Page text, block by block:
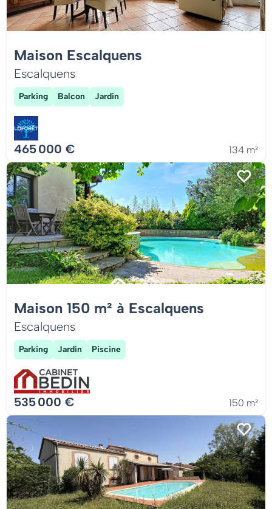
Maison Escalquens
Escalquens
Parking Balcon Jardin
465 000 € 134 m²
Maison 150 m² à Escalquens
Escalquens
Parking Jardin Piscine
535 000 € 150 m²